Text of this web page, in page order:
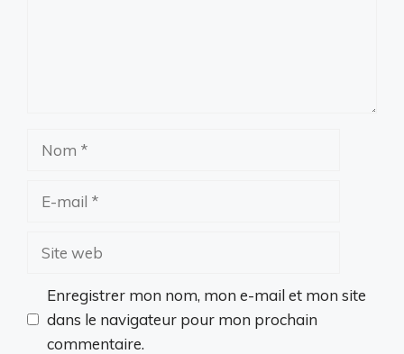
Enregistrer mon nom, mon e-mail et mon site
dans le navigateur pour mon prochain
commentaire.